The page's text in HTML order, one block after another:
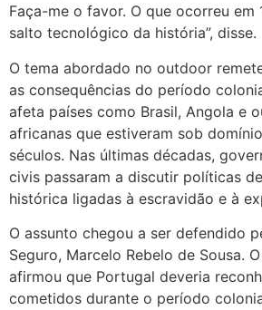
Faça-me o favor. O que ocorreu
salto tecnológico da história”, disse.
O tema abordado no outdoor
as consequências do período
afeta países como Brasil, Angola e
africanas que estiveram sob
séculos. Nas últimas décadas,
civis passaram a discutir políticas
histórica ligadas à escravidão e à
O assunto chegou a ser defendido
Seguro, Marcelo Rebelo de Sousa.
afirmou que Portugal deveria
cometidos durante o período